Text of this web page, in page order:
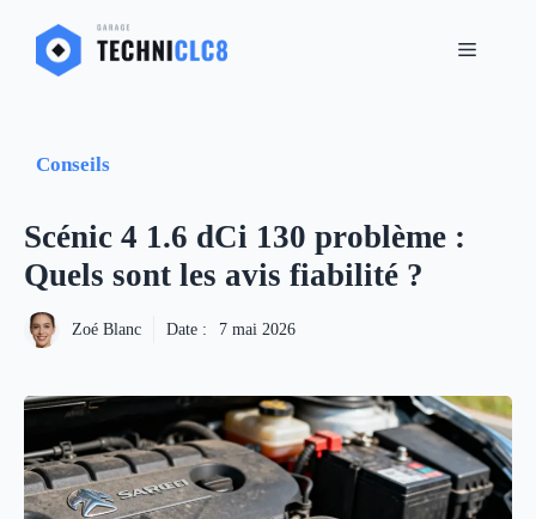
MENU
Conseils
Scénic 4 1.6 dCi 130 problème :
Quels sont les avis fiabilité ?
Zoé Blanc Date : 7 mai 2026